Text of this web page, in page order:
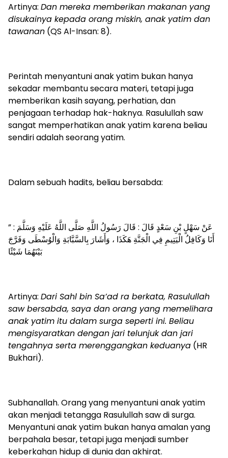
Artinya: Dan mereka memberikan makanan yang
disukainya kepada orang miskin, anak yatim dan
tawanan (QS Al-Insan: 8).
Perintah menyantuni anak yatim bukan hanya
sekadar membantu secara materi, tetapi juga
memberikan kasih sayang, perhatian, dan
penjagaan terhadap hak-haknya. Rasulullah saw
sangat memperhatikan anak yatim karena beliau
sendiri adalah seorang yatim.
Dalam sebuah hadits, beliau bersabda:
عَنْ سَهْلٍ بْنِ سَعْدٍ قَالَ : قَالَ رَسُولُ اللَّهِ صَلَّى اللَّهُ عَلَيْهِ وَسَلَّمَ : ”
أَنَا وَكَافِلُ الْيَتِيمِ فِي الْجَنَّةِ هَكَذَا ، وَأَشَارَ بِالسَّبَّابَةِ وَالْوُسْطَى وَفَرَّجَ
بَيْنَهُمَا شَيْئًا
Artinya: Dari Sahl bin Sa’ad ra berkata, Rasulullah
saw bersabda, saya dan orang yang memelihara
anak yatim itu dalam surga seperti ini. Beliau
mengisyaratkan dengan jari telunjuk dan jari
tengahnya serta merenggangkan keduanya (HR
Bukhari).
Subhanallah. Orang yang menyantuni anak yatim
akan menjadi tetangga Rasulullah saw di surga.
Menyantuni anak yatim bukan hanya amalan yang
berpahala besar, tetapi juga menjadi sumber
keberkahan hidup di dunia dan akhirat.